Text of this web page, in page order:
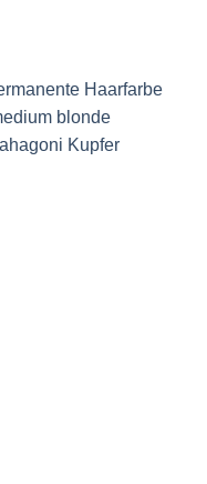
Haarfarbe
blonde
Kupfer